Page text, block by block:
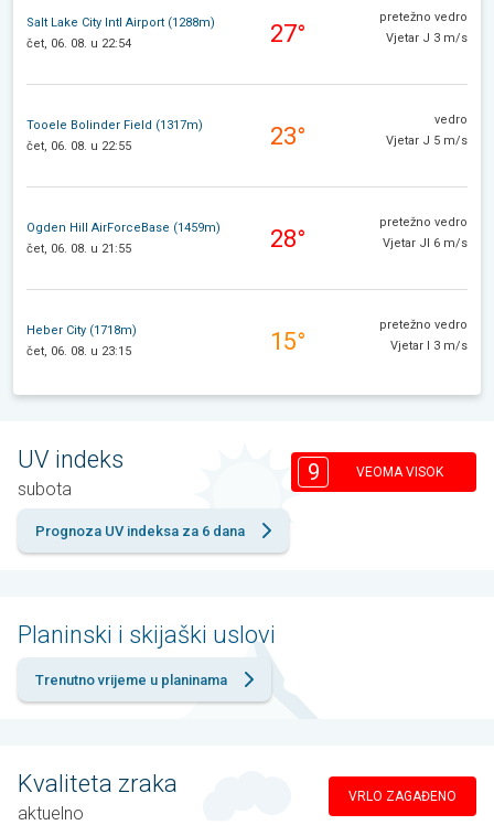
Salt Lake City Intl Airport (1288m)
čet, 06. 08. u 22:54
27°
pretežno vedro
Vjetar J 3 m/s
Tooele Bolinder Field (1317m)
čet, 06. 08. u 22:55
23°
vedro
Vjetar J 5 m/s
Ogden Hill AirForceBase (1459m)
čet, 06. 08. u 21:55
28°
pretežno vedro
Vjetar JI 6 m/s
Heber City (1718m)
čet, 06. 08. u 23:15
15°
pretežno vedro
Vjetar I 3 m/s
UV indeks
subota
9 VEOMA VISOK
Prognoza UV indeksa za 6 dana
Planinski i skijaški uslovi
Trenutno vrijeme u planinama
Kvaliteta zraka
aktuelno
VRLO ZAGAĐENO